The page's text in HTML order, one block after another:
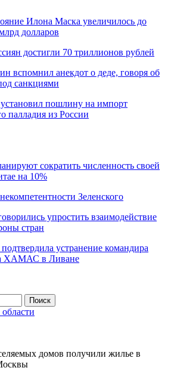
Илона Маска увеличилось до
долларов
достигли 70 триллионов рублей
вспомнил анекдот о деде, говоря об
санкциями
пошлину на импорт
палладия из России
сократить численность своей
на 10%
Зеленского
упростить взаимодействие
стран
устранение командира
ХАМАС в Ливане
домов получили жилье в